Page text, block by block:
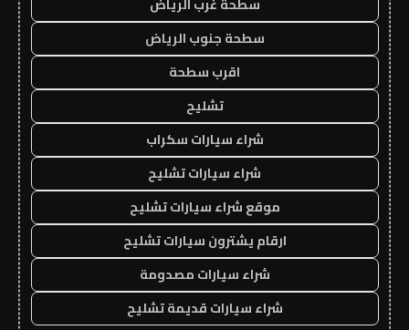
سطحة غرب الرياض
سطحة جنوب الرياض
اقرب سطحة
تشليح
شراء سيارات سكراب
شراء سيارات تشليح
موقع شراء سيارات تشليح
ارقام يشترون سيارات تشليح
شراء سيارات مصدومة
شراء سيارات قديمة تشليح